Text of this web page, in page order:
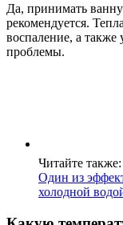
Да, принимать
рекомендуется.
воспаление, а также
проблемы.
Читайте также:
Один из
холодной